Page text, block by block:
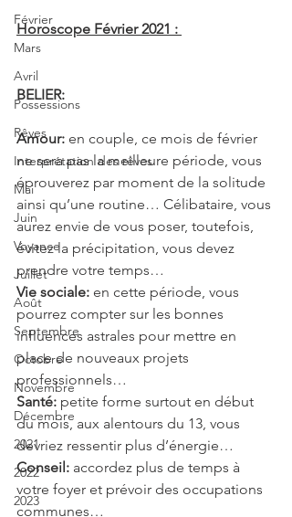
Février
Mars
Avril
Possessions
Rêves
Interprétation des rêves
Mai
Juin
Voyance
Juillet
Août
Septembre
Octobre
Novembre
Décembre
2021
2022
2023
Horoscope Février 2021 :
BELIER:
Amour: en couple, ce mois de février
ne sera pas la meilleure période, vous
éprouverez par moment de la solitude
ainsi qu’une routine… Célibataire, vous
aurez envie de vous poser, toutefois,
évitez la précipitation, vous devez
prendre votre temps…
Vie sociale: en cette période, vous
pourrez compter sur les bonnes
influences astrales pour mettre en
place de nouveaux projets
professionnels…
Santé: petite forme surtout en début
du mois, aux alentours du 13, vous
devriez ressentir plus d’énergie…
Conseil: accordez plus de temps à
votre foyer et prévoir des occupations
communes…